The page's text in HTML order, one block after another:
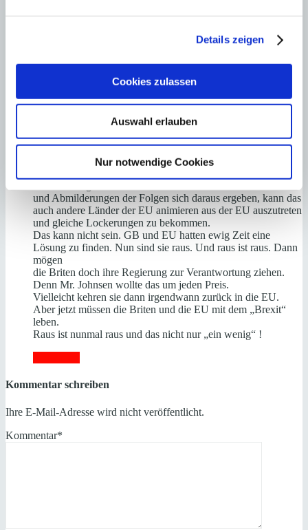
Details zeigen
Cookies zulassen
Auswahl erlauben
Nur notwendige Cookies
EU Ausländer schon komplex und kompliziert auf den
Wir überlegen schon einige Zeit uns auf Mallorca eine
Immobilie zum Eigennutz anzuschaffen.
Ständige Neuerungen, Verschärfungen und die steuerlichen
und rechtlichen- erbtechnischen Hürden sind wesentlich
und höher wie im Heimatland Deutschland. Auch das war
bisher noch ein Hemmschuh den Schritt zu wagen.
Nun ist Großbritannien nicht mehr in der EU. Wenn aus
und Abmilderungen der Folgen sich daraus ergeben, kann das
auch andere Länder der EU animieren aus der EU auszutreten
und gleiche Lockerungen zu bekommen.
Das kann nicht sein. GB und EU hatten ewig Zeit eine
Lösung zu finden. Nun sind sie raus. Und raus ist raus. Dann
mögen
die Briten doch ihre Regierung zur Verantwortung ziehen.
Denn Mr. Johnsen wollte das um jeden Preis.
Vielleicht kehren sie dann irgendwann zurück in die EU.
Aber jetzt müssen die Briten und die EU mit dem „Brexit“
leben.
Raus ist nunmal raus und das nicht nur „ein wenig“ !
Kommentar schreiben
Ihre E-Mail-Adresse wird nicht veröffentlicht.
Kommentar*